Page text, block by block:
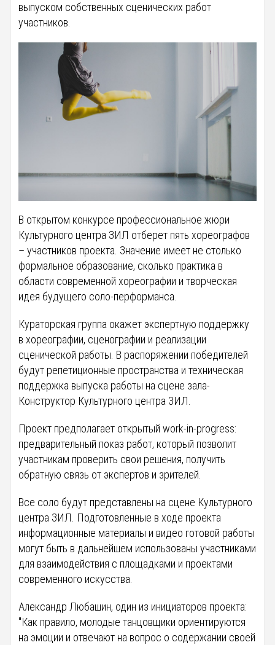
выпуском собственных сценических работ
участников.
В открытом конкурсе профессиональное жюри
Культурного центра ЗИЛ отберет пять хореографов
– участников проекта. Значение имеет не столько
формальное образование, сколько практика в
области современной хореографии и творческая
идея будущего соло-перформанса.
Кураторская группа окажет экспертную поддержку
в хореографии, сценографии и реализации
сценической работы. В распоряжении победителей
будут репетиционные пространства и техническая
поддержка выпуска работы на сцене зала-
Конструктор Культурного центра ЗИЛ.
Проект предполагает открытый work-in-progress:
предварительный показ работ, который позволит
участникам проверить свои решения, получить
обратную связь от экспертов и зрителей.
Все cоло будут представлены на сцене Культурного
центра ЗИЛ. Подготовленные в ходе проекта
информационные материалы и видео готовой работы
могут быть в дальнейшем использованы участниками
для взаимодействия с площадками и проектами
современного искусства.
Александр Любашин, один из инициаторов проекта:
"Как правило, молодые танцовщики ориентируются
на эмоции и отвечают на вопрос о содержании своей